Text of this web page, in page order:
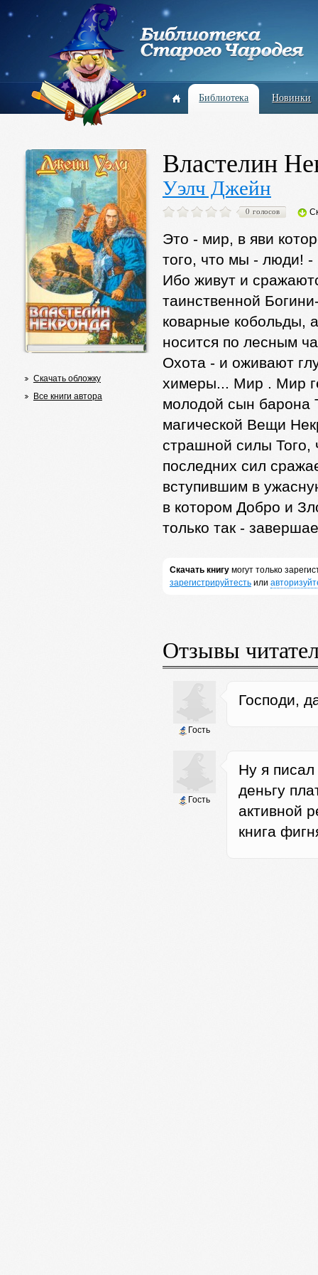
Библиотека Новинки
Скачать обложку
Все книги автора
Властелин
Уэлч Джейн
0 голосов
Это - мир, в яви
того, что мы - люди! -
Ибо живут и
таинственной
коварные кобольды,
носится по лесным
Охота - и оживают
химеры... Мир . Мир
молодой сын барона
магической Вещи
страшной силы Того,
последних сил
вступившим в
в котором Добро и
только так -
Скачать книгумогут только
зарегистрируйтестьили
Отзывы
Гость
Господи,
Гость
Ну я
деньгу
активной
книга